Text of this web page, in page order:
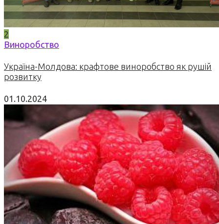
2
Виноробство
Україна-Молдова: крафтове виноробство як рушій
розвитку
01.10.2024